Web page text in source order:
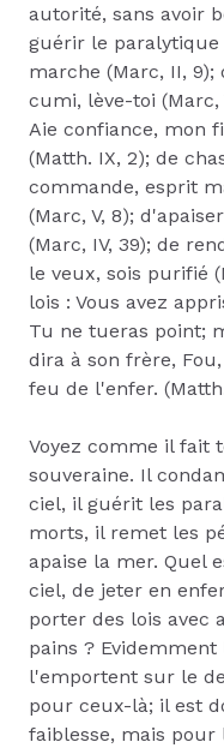
autorité, sans avoir
guérir le
marche (Marc, II,
cumi, lève-toi (Marc,
Aie confiance, mon
(Matth. IX, 2); de
commande, esprit
(Marc, V, 8);
(Marc, IV, 39); de
le veux, sois purifié
lois : Vous avez
Tu ne tueras point;
dira à son frère,
feu de l'enfer. (Matth.
Voyez comme il fait
souveraine. Il
ciel, il guérit les
morts, il remet les
apaise la mer. Quel
ciel, de jeter en
porter des lois avec
pains ?
l'emportent sur le
pour ceux-là; il est
faiblesse, mais